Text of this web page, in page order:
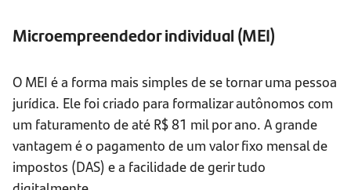
Microempreendedor individual (MEI)
O MEI é a forma mais simples de se tornar uma pessoa
jurídica. Ele foi criado para formalizar autônomos com
um faturamento de até R$ 81 mil por ano. A grande
vantagem é o pagamento de um valor fixo mensal de
impostos (DAS) e a facilidade de gerir tudo